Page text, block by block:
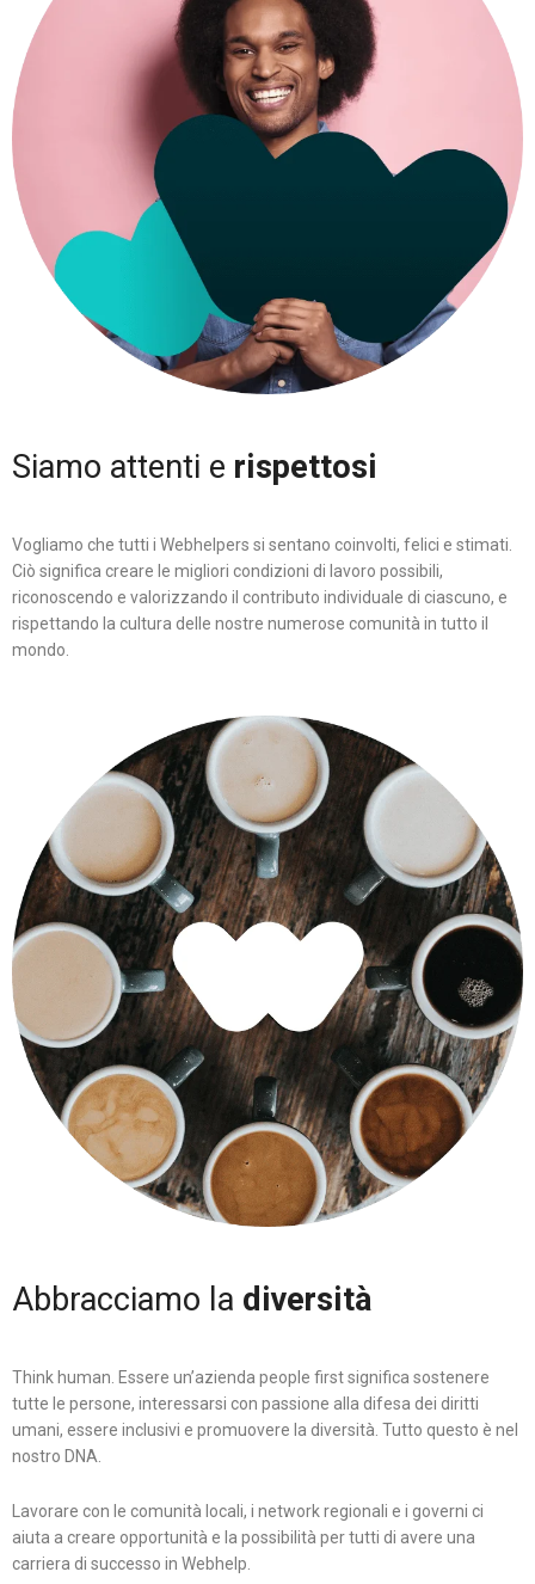
Siamo attenti e rispettosi
Vogliamo che tutti i Webhelpers si sentano coinvolti, felici e stimati.
Ciò significa creare le migliori condizioni di lavoro possibili,
riconoscendo e valorizzando il contributo individuale di ciascuno, e
rispettando la cultura delle nostre numerose comunità in tutto il
mondo.
Abbracciamo la diversità
Think human. Essere un’azienda people first significa sostenere
tutte le persone, interessarsi con passione alla difesa dei diritti
umani, essere inclusivi e promuovere la diversità. Tutto questo è nel
nostro DNA.
Lavorare con le comunità locali, i network regionali e i governi ci
aiuta a creare opportunità e la possibilità per tutti di avere una
carriera di successo in Webhelp.